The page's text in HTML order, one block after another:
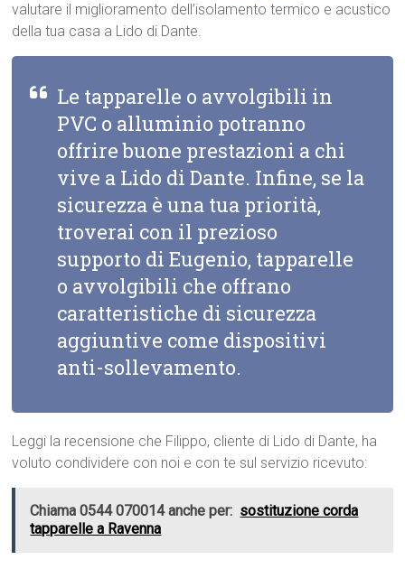
valutare il miglioramento dell’isolamento termico e acustico
della tua casa a Lido di Dante.
Le tapparelle o avvolgibili in
PVC o alluminio potranno
offrire buone prestazioni a chi
vive a Lido di Dante. Infine, se la
sicurezza è una tua priorità,
troverai con il prezioso
supporto di Eugenio, tapparelle
o avvolgibili che offrano
caratteristiche di sicurezza
aggiuntive come dispositivi
anti-sollevamento.
Leggi la recensione che Filippo, cliente di Lido di Dante, ha
voluto condividere con noi e con te sul servizio ricevuto:
Chiama 0544 070014 anche per: sostituzione corda
tapparelle a Ravenna